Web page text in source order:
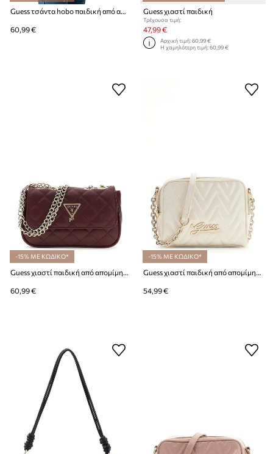
Guess τσάντα hobo παιδική από απομίμηση δέρματος
60,99 €
Guess χιαστί παιδική
Τρέχουσα τιμή:
47,99 €
Αρχική τιμή:60,99 €
Η χαμηλότερη τιμή:60,99 €
-15% ΜΕ ΚΩΔΙΚΟ*
60,99 €
-15% ΜΕ ΚΩΔΙΚΟ*
54,99 €